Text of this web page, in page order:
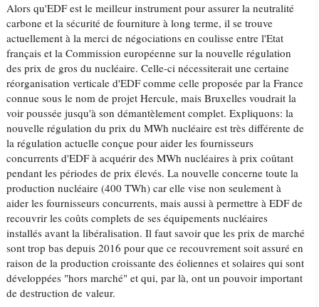
Alors qu'EDF est le meilleur instrument pour assurer la neutralité
carbone et la sécurité de fourniture à long terme, il se trouve
actuellement à la merci de négociations en coulisse entre l'Etat
français et la Commission européenne sur la nouvelle régulation
des prix de gros du nucléaire. Celle-ci nécessiterait une certaine
réorganisation verticale d'EDF comme celle proposée par la France
connue sous le nom de projet Hercule, mais Bruxelles voudrait la
voir poussée jusqu'à son démantèlement complet. Expliquons: la
nouvelle régulation du prix du MWh nucléaire est très différente de
la régulation actuelle conçue pour aider les fournisseurs
concurrents d'EDF à acquérir des MWh nucléaires à prix coûtant
pendant les périodes de prix élevés. La nouvelle concerne toute la
production nucléaire (400 TWh) car elle vise non seulement à
aider les fournisseurs concurrents, mais aussi à permettre à EDF de
recouvrir les coûts complets de ses équipements nucléaires
installés avant la libéralisation. Il faut savoir que les prix de marché
sont trop bas depuis 2016 pour que ce recouvrement soit assuré en
raison de la production croissante des éoliennes et solaires qui sont
développées "hors marché" et qui, par là, ont un pouvoir important
de destruction de valeur.